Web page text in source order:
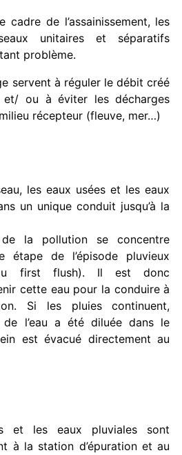
cadre de l’assainissement, les
unitaires et séparatifs
problème.
servent à réguler le débit créé
ou à éviter les décharges
récepteur (fleuve, mer…)
les eaux usées et les eaux
un unique conduit jusqu’à la
la pollution se concentre
étape de l’épisode pluvieux
first flush). Il est donc
cette eau pour la conduire à
Si les pluies continuent,
l’eau a été diluée dans le
est évacué directement au
et les eaux pluviales sont
à la station d’épuration et au